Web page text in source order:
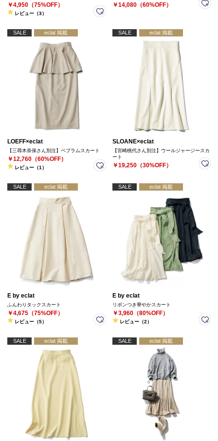
￥4,950（75%OFF）
レビュー（3）
￥14,080（60%OFF）
SALE eclat 掲載
LOEFF×eclat
【三尋木奈保さん別注】ペプラムスカート
￥12,760（60%OFF）
レビュー（1）
SALE eclat 掲載
SLOANE×eclat
【宮崎桃代さん別注】ウールジャージースカ
ート
￥19,250（30%OFF）
SALE eclat 掲載
E by eclat
ふんわりタックスカート
￥4,675（75%OFF）
レビュー（5）
SALE eclat 掲載
E by eclat
リボンつき華やかスカート
￥3,960（80%OFF）
レビュー（2）
SALE eclat 掲載 SALE eclat 掲載